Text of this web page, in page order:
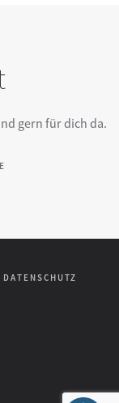
gern für dich da.
DATENSCHUTZ